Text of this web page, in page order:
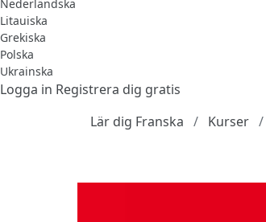
Nederländska
Litauiska
Grekiska
Polska
Ukrainska
Logga in Registrera dig gratis
Lär dig Franska
Kurser